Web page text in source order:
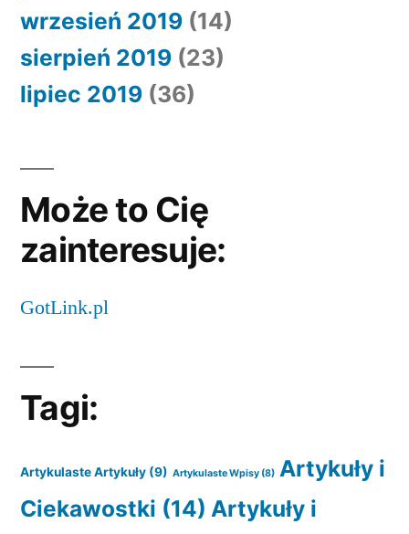
wrzesień 2019 (14)
sierpień 2019 (23)
lipiec 2019 (36)
Może to Cię
zainteresuje:
GotLink.pl
Tagi:
Artykulaste Artykuły (9) Artykulaste Wpisy (8) Artykuły i
Ciekawostki (14) Artykuły i